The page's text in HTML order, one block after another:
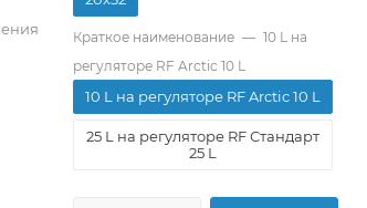
Краткое наименование — 10 L на
регуляторе RF Arctic 10 L
10 L на регуляторе RF Arctic 10 L
25 L на регуляторе RF Стандарт
25 L